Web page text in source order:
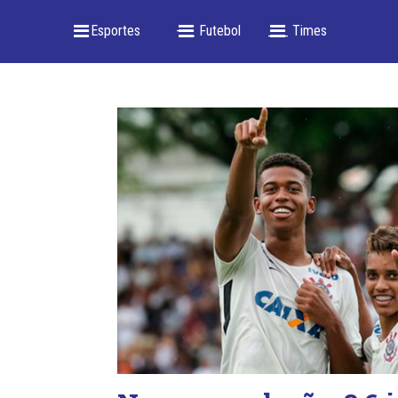
_ Esportes -- _ Futebol ___ Times